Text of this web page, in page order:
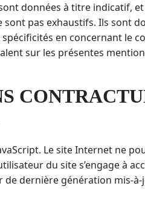
données à titre indicatif, et
sont pas exhaustifs. Ils sont
en concernant le
sur les présentes
Le site Internet ne
du site s’engage à
de dernière génération mis-